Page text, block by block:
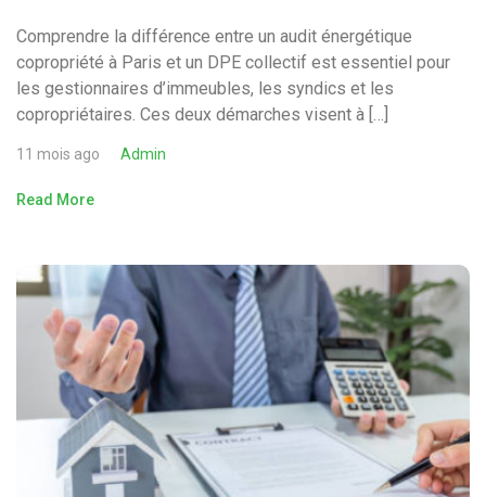
Comprendre la différence entre un audit énergétique
copropriété à Paris et un DPE collectif est essentiel pour
les gestionnaires d’immeubles, les syndics et les
copropriétaires. Ces deux démarches visent à […]
11 mois ago Admin
Read More